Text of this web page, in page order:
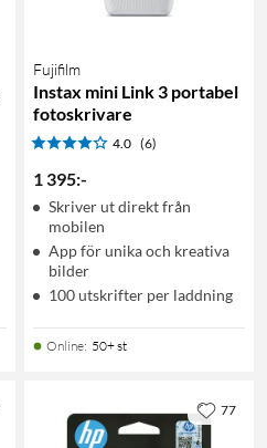
Fujifilm
Instax mini Link 3 portabel
fotoskrivare
4.0 (6)
1 395:-
Skriver ut direkt från
mobilen
App för unika och kreativa
bilder
100 utskrifter per laddning
Online: 50+ st
77